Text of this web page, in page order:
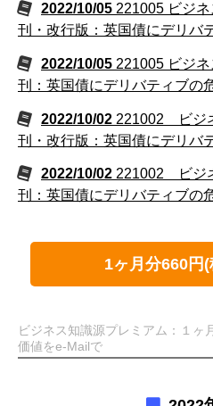
2022/10/05 221005 ビジ
刊・改行版：英国債にデリバ
2022/10/05 221005 ビジ
刊：英国債にデリバティブの
2022/10/02 221002 ビジ
刊・改行版：英国債にデリバ
2022/10/02 221002 ビジ
刊：英国債にデリバティブの
1ヶ月分660円
ビジネス知識源プレミアム：１ヶ
価値をe-Mailで